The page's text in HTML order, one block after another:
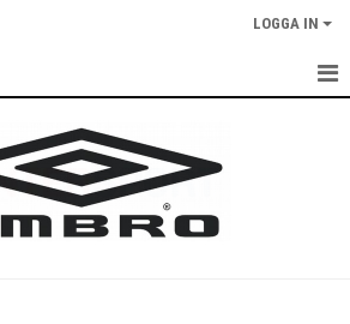
LOGGA IN